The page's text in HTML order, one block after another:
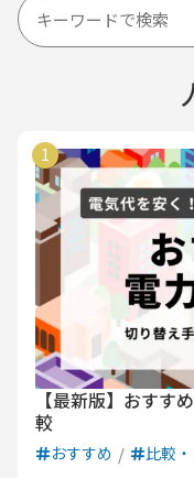
【最新版】おすす
較
おすすめ 比較